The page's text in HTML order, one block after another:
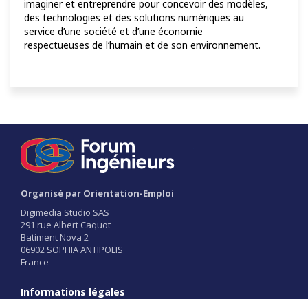
imaginer et entreprendre pour concevoir des modèles,
des technologies et des solutions numériques au
service d’une société et d’une économie
respectueuses de l’humain et de son environnement.
Organisé par Orientation-Emploi
Digimedia Studio SAS
291 rue Albert Caquot
Batiment Nova 2
06902 SOPHIA ANTIPOLIS
France
Informations légales